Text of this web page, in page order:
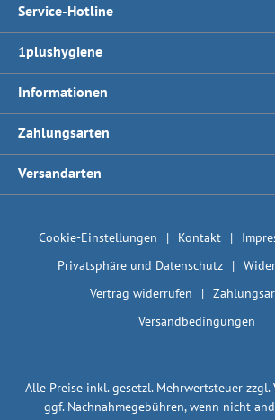
Service-Hotline
1plushygiene
Informationen
Zahlungsarten
Versandarten
Cookie-Einstellungen Kontakt
Privatsphäre und Datenschutz
Vertrag widerrufen
Versandbedingungen
Alle Preise inkl. gesetzl. Mehrwertsteuer zzgl.
ggf. Nachnahmegebühren, wenn nicht